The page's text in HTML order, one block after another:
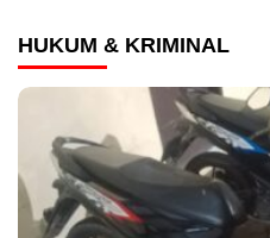
HUKUM & KRIMINAL